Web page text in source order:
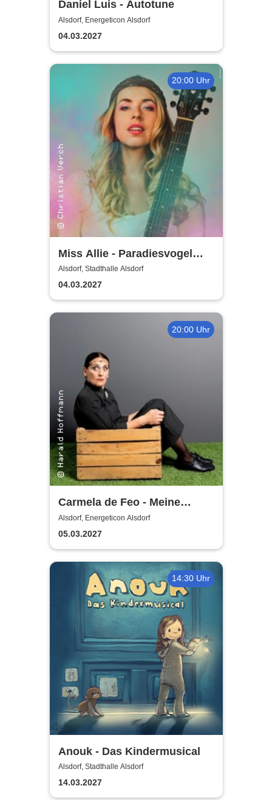
Daniel Luis - Autotune
Alsdorf, Energeticon Alsdorf
04.03.2027
20:00 Uhr
Miss Allie - Paradiesvogel
Tour
Alsdorf, Stadthalle Alsdorf
04.03.2027
20:00 Uhr
Carmela de Feo - Meine
besten Knaller
Alsdorf, Energeticon Alsdorf
05.03.2027
14:30 Uhr
Anouk - Das Kindermusical
Alsdorf, Stadthalle Alsdorf
14.03.2027